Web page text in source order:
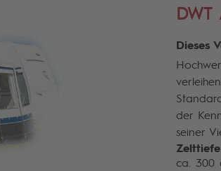
DWT
Dieses
der
seiner
ca. 300